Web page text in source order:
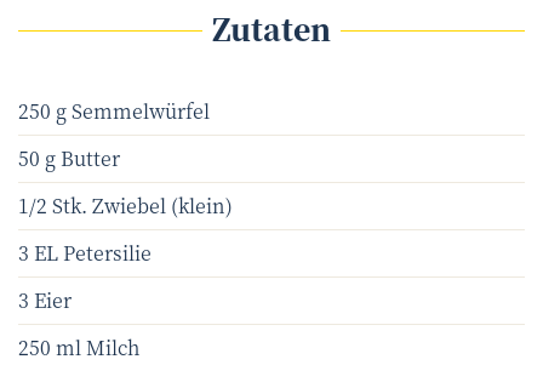
Zutaten
250 g Semmelwürfel
50 g Butter
1/2 Stk. Zwiebel (klein)
3 EL Petersilie
3 Eier
250 ml Milch